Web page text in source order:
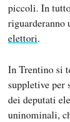
piccoli. In
riguarderanno
elettori.
In Trentino si
suppletive per
dei deputati
uninominali,